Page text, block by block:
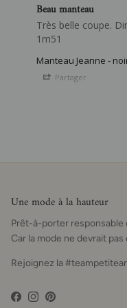
Beau manteau
Très belle coupe.
1m51
Manteau Jeanne -
Partager
Une mode à la hauteur
Prêt-à-porter responsable
Car la mode ne devrait
Rejoignez la
Facebook
Instagram
Pinterest